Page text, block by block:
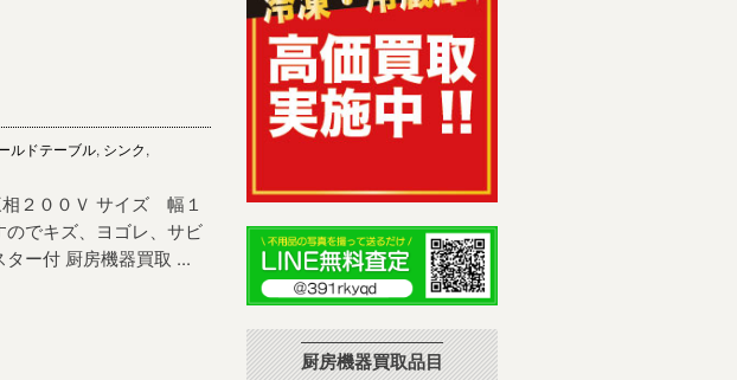
ルドテーブル, シンク,
２００Ｖ サイズ 幅１
でキズ、ヨゴレ、サビ
ー付 厨房機器買取 ...
厨房機器買取品目